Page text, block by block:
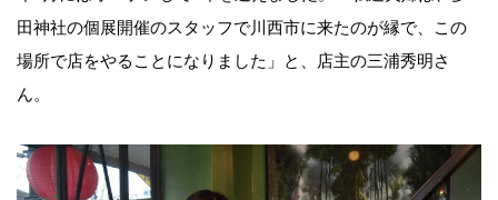
田神社の個展開催のスタッフで川西市に来たのが縁で、この
場所で店をやることになりました」と、店主の三浦秀明さ
ん。